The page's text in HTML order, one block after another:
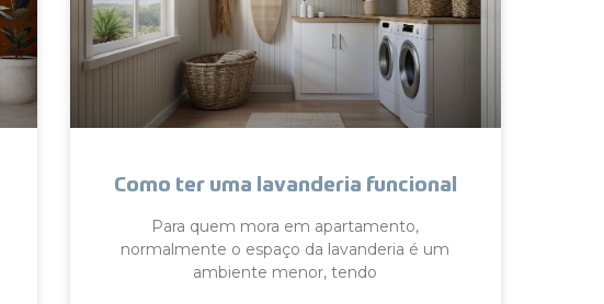
Como ter uma lavanderia funcional
Para quem mora em apartamento,
normalmente o espaço da lavanderia é um
ambiente menor, tendo